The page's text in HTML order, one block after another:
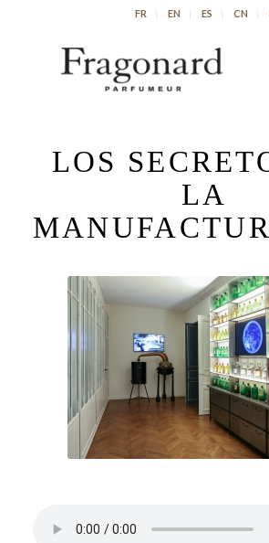
FR EN ES CN
LOS
LA